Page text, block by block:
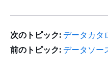
次のトピック: データカタ
前のトピック: データソー